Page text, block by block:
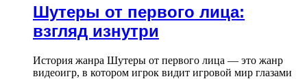
Шутеры от первого лица:
взгляд изнутри
История жанра Шутеры от первого лица — это жанр
видеоигр, в котором игрок видит игровой мир глазами